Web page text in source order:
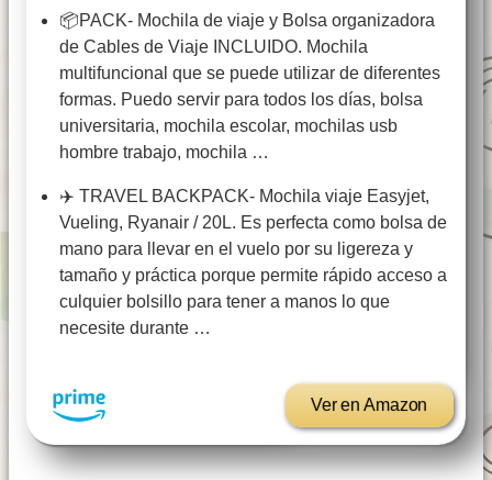
📦PACK- Mochila de viaje y Bolsa organizadora
de Cables de Viaje INCLUIDO. Mochila
multifuncional que se puede utilizar de diferentes
formas. Puedo servir para todos los días, bolsa
universitaria, mochila escolar, mochilas usb
hombre trabajo, mochila …
✈️ TRAVEL BACKPACK- Mochila viaje Easyjet,
Vueling, Ryanair / 20L. Es perfecta como bolsa de
mano para llevar en el vuelo por su ligereza y
tamaño y práctica porque permite rápido acceso a
culquier bolsillo para tener a manos lo que
necesite durante …
Ver en Amazon